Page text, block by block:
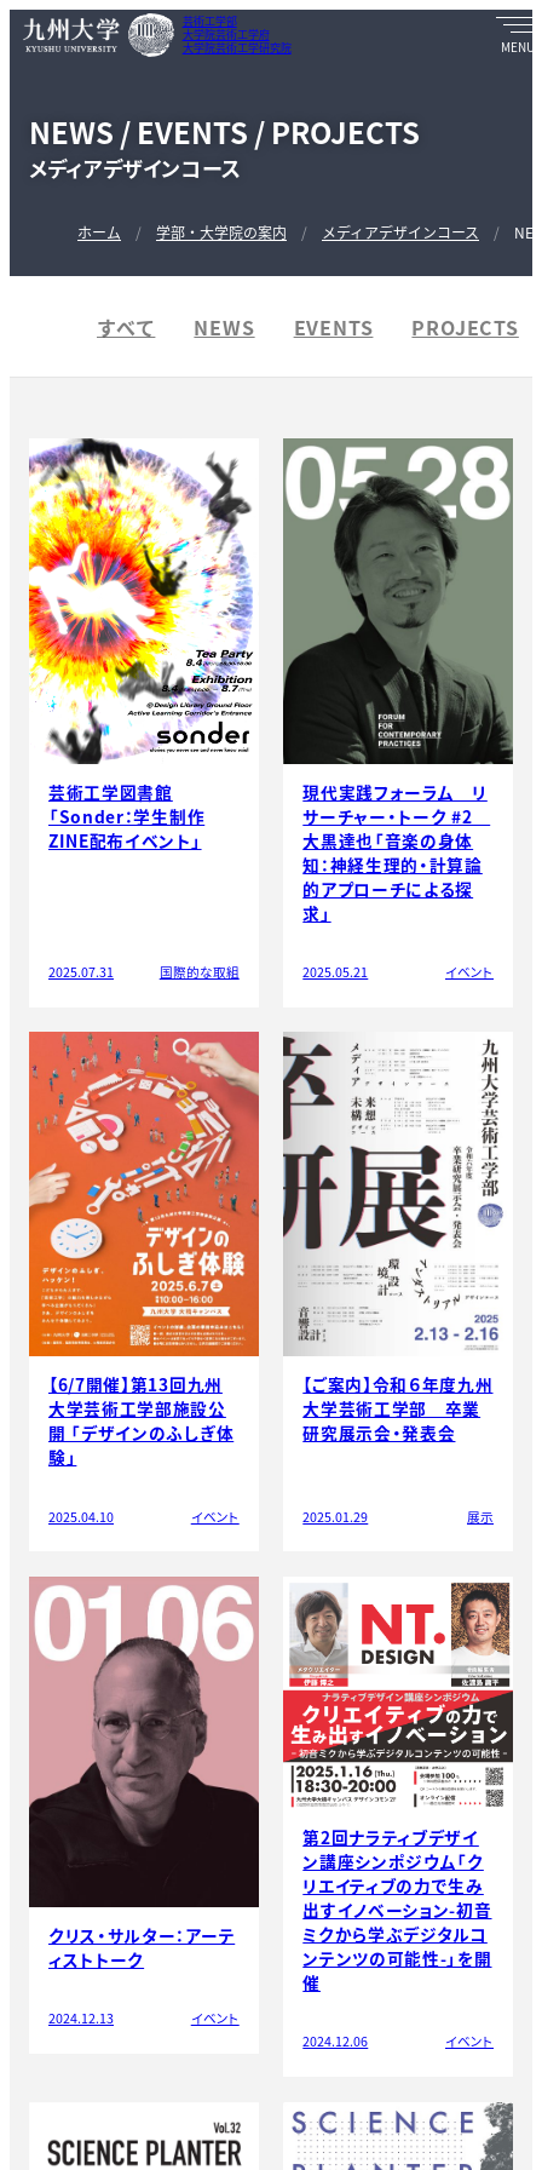
芸術工学部
大学院芸術工学府
大学院芸術工学研究院
NEWS / EVENTS / PROJECTS
メディアデザインコース
ホーム 学部・大学院の案内 メディアデザインコース
すべて NEWS EVENTS PROJECTS
芸術工学図書館
「Sonder：学生制作
ZINE配布イベント」
2025.07.31 国際的な取組
現代実践フォーラム リ
サーチャー・トーク #2
大黒達也「音楽の身体
知：神経生理的・計算論
的アプローチによる探
求」
2025.05.21 イベント
【6/7開催】第13回九州
大学芸術工学部施設公
開 「デザインのふしぎ体
験」
2025.04.10 イベント
【ご案内】令和６年度九州
大学芸術工学部 卒業
研究展示会・発表会
2025.01.29 展示
クリス・サルター：アーテ
ィストトーク
2024.12.13 イベント
第2回ナラティブデザイ
ン講座シンポジウム「ク
リエイティブの力で生み
出すイノベーション-初音
ミクから学ぶデジタルコ
ンテンツの可能性-」を開
催
2024.12.06 イベント